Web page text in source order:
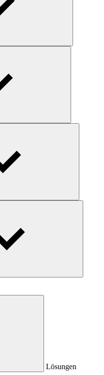
Lösungen